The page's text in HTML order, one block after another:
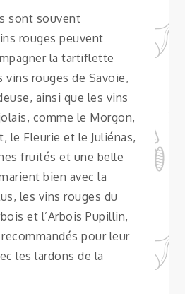
sont souvent
rouges peuvent
la tartiflette
vins rouges de Savoie,
ainsi que les vins
comme le Morgon,
le Fleurie et le Juliénas,
fruités et une belle
bien avec la
les vins rouges du
et l’Arbois Pupillin,
pour leur
les lardons de la